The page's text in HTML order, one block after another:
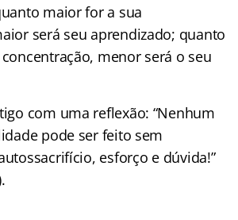
maior for a sua
será seu aprendizado; quanto
menor será o seu
com uma reflexão: “Nenhum
pode ser feito sem
esforço e dúvida!”